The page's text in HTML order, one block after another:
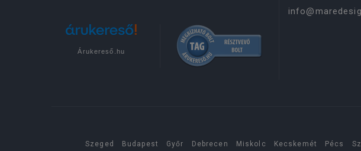
Árukereső.hu
Szeged Budapest Győr Debrecen Miskolc Kecskemét Pécs